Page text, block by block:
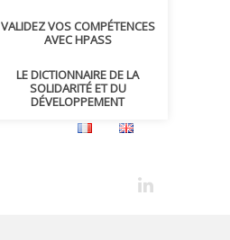
VALIDEZ VOS COMPÉTENCES
AVEC HPASS
LE DICTIONNAIRE DE LA
SOLIDARITÉ ET DU
DÉVELOPPEMENT